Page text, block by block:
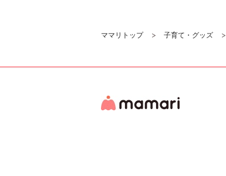
ママリトップ 子育て・グッズ